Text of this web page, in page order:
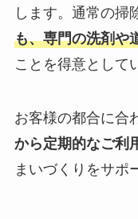
します。通常の掃
も、専門の洗剤や
ことを得意として
お客様の都合に合
から定期的なご利
まいづくりをサポ